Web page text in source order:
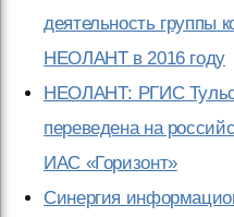
деятельность группы
НЕОЛАНТ в 2016 году
НЕОЛАНТ: РГИС
переведена на
ИАС «Горизонт»
Синергия